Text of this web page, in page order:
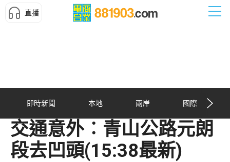
直播
即時新聞 本地 兩岸 國際
交通意外︰青山公路元朗
段去凹頭(15:38最新)